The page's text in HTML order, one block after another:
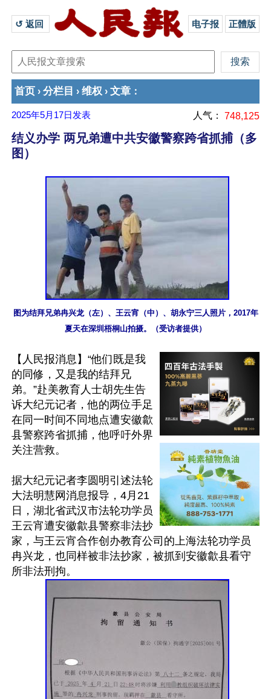
↺ 返回 电子报 正體版
首页 › 分栏目 › 维权 › 文章 ：
2025年5月17日 发表 人气： 748,125
结义办学 两兄弟遭中共安徽警察跨省抓捕（多
图）
图为结拜兄弟冉兴龙（左）、王云宵（中）、胡永宁三人照片，2017年
夏天在深圳梧桐山拍摄。（受访者提供）
【人民报消息】“他们既是我
的同修，又是我的结拜兄
弟。”赴美教育人士胡先生告
诉大纪元记者，他的两位手足
在同一时间不同地点遭安徽歙
县警察跨省抓捕，他呼吁外界
关注营救。
据大纪元记者李圆明引述法轮
大法明慧网消息报导，4月21
日，湖北省武汉市法轮功学员
王云宵遭安徽歙县警察非法抄
家，与王云宵合作创办教育公司的上海法轮功学员
冉兴龙，也同样被非法抄家，被抓到安徽歙县看守